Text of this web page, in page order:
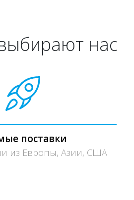
нас
поставки
из Европы, Азии, США